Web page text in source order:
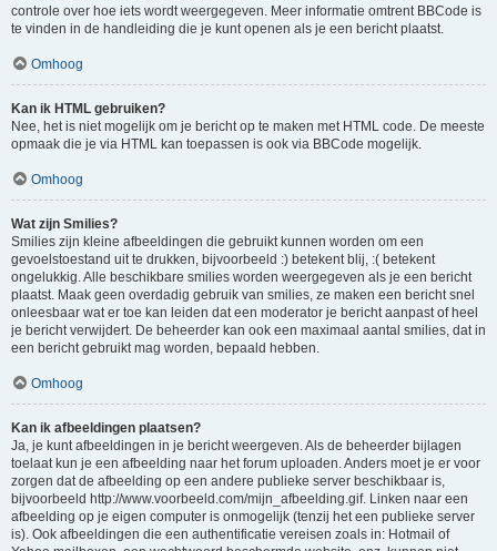
controle over hoe iets wordt weergegeven. Meer informatie omtrent BBCode is
te vinden in de handleiding die je kunt openen als je een bericht plaatst.
Omhoog
Kan ik HTML gebruiken?
Nee, het is niet mogelijk om je bericht op te maken met HTML code. De meeste
opmaak die je via HTML kan toepassen is ook via BBCode mogelijk.
Omhoog
Wat zijn Smilies?
Smilies zijn kleine afbeeldingen die gebruikt kunnen worden om een
gevoelstoestand uit te drukken, bijvoorbeeld :) betekent blij, :( betekent
ongelukkig. Alle beschikbare smilies worden weergegeven als je een bericht
plaatst. Maak geen overdadig gebruik van smilies, ze maken een bericht snel
onleesbaar wat er toe kan leiden dat een moderator je bericht aanpast of heel
je bericht verwijdert. De beheerder kan ook een maximaal aantal smilies, dat in
een bericht gebruikt mag worden, bepaald hebben.
Omhoog
Kan ik afbeeldingen plaatsen?
Ja, je kunt afbeeldingen in je bericht weergeven. Als de beheerder bijlagen
toelaat kun je een afbeelding naar het forum uploaden. Anders moet je er voor
zorgen dat de afbeelding op een andere publieke server beschikbaar is,
bijvoorbeeld http://www.voorbeeld.com/mijn_afbeelding.gif. Linken naar een
afbeelding op je eigen computer is onmogelijk (tenzij het een publieke server
is). Ook afbeeldingen die een authentificatie vereisen zoals in: Hotmail of